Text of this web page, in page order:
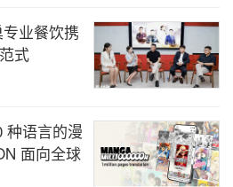
业餐饮携
式
种语言的漫
面向全球